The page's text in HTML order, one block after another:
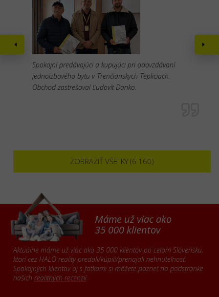
Spokojní predávajúci a kupujúci pri odovzdávaní
jednoizbového bytu v Trenčianskych Tepliciach.
Obchod zastrešoval Ľudovít Danko.
ZOBRAZIŤ VŠETKY (6 160)
Máme už viac ako
35 000 klientov
Aktuálne máme už viac ako 35 000 klientov po celom Slovensku,
ktorí cez HALO reality predali/kúpili/prenajali nehnuteľnosť.
Spokojných klientov aj s fotkami si môžete pozrieť na podstránke
našich realitných recenzií.